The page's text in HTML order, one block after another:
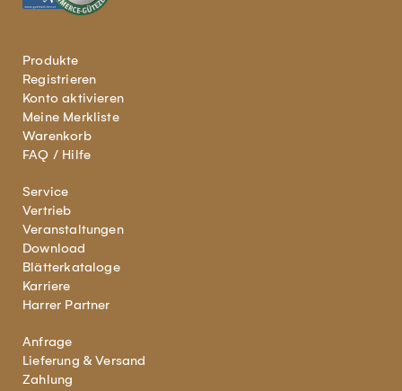
Produkte
Registrieren
Konto aktivieren
Meine Merkliste
Warenkorb
FAQ / Hilfe
Service
Vertrieb
Veranstaltungen
Download
Blätterkataloge
Karriere
Harrer Partner
Anfrage
Lieferung & Versand
Zahlung